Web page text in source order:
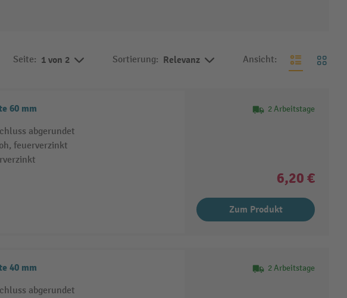
Seite: 1 von 2 Sortierung: Relevanz Ansicht:
60 mm
abgerundet
feuerverzinkt
2 Arbeitstage
6,20 €
Zum Produkt
40 mm
abgerundet
2 Arbeitstage